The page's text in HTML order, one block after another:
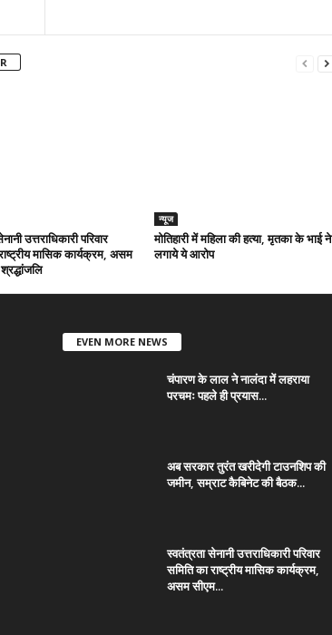
उत्तराधिकारी परिवार
मासिक कार्यक्रम, असम
न्यूज
मोतिहारी में महिला की हत्या, मृतका के भाई ने
लगाये ये आरोप
EVEN MORE NEWS
चंपारण के लाल ने नालंदा में लहराया
परचमः पहले ही प्रयास...
अब सरकार तुरंत खरीदेगी टाउनशिप की
जमीन, सम्राट कैबिनेट की बैठक...
स्वतंत्रता सेनानी उत्तराधिकारी परिवार
समिति का राष्ट्रीय मासिक कार्यक्रम,
असम सीएम...